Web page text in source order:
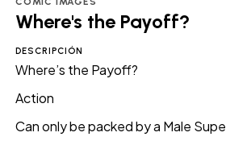
Where's the Payoff?
DESCRIPCIÓN
Where’s the Payoff?
Action
Can only be packed by a Male